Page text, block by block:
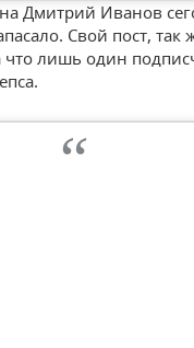
Дмитрий Иванов
Свой пост, так
лишь один